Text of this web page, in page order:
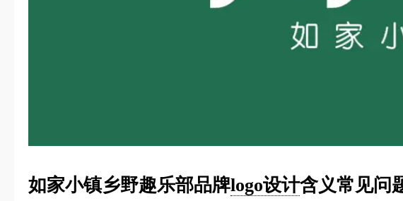
如家小镇乡野趣乐部品牌logo设计含义常见问